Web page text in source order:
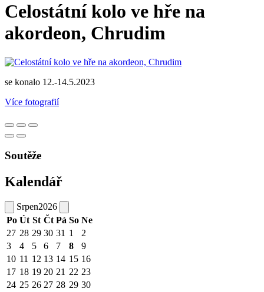
Celostátní kolo ve hře na
akordeon, Chrudim
se konalo 12.-14.5.2023
Více fotografií
Soutěže
Kalendář
Srpen2026
Po Út St Čt Pá So Ne
27 28 29 30 31 1
2
3
4 5 6 7 8
9
10 11 12 13 14 15 16
17 18 19 20 21 22 23
24 25 26 27 28 29 30